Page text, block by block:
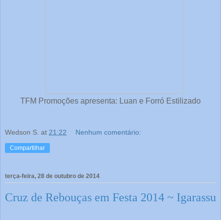
TFM Promoções apresenta: Luan e Forró Estilizado
Wedson S. at 21:22 Nenhum comentário:
Compartilhar
terça-feira, 28 de outubro de 2014
Cruz de Rebouças em Festa 2014 ~ Igarassu